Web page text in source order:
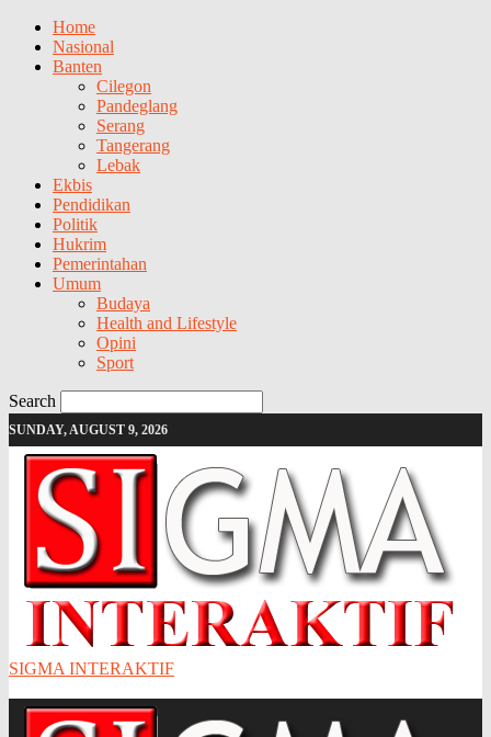
Home
Nasional
Banten
Cilegon
Pandeglang
Serang
Tangerang
Lebak
Ekbis
Pendidikan
Politik
Hukrim
Pemerintahan
Umum
Budaya
Health and Lifestyle
Opini
Sport
Search
SUNDAY, AUGUST 9, 2026
SIGMA INTERAKTIF